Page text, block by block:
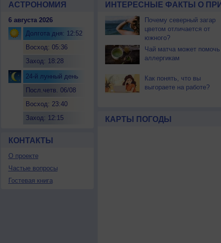
АСТРОНОМИЯ
6 августа 2026
Долгота дня: 12:52
Восход: 05:36
Заход: 18:28
24-й лунный день
Посл.четв. 06/08
Восход: 23:40
Заход: 12:15
КОНТАКТЫ
О проекте
Частые вопросы
Гостевая книга
ИНТЕРЕСНЫЕ ФАКТЫ О
Почему северный загар
цветом отличается от
южного?
Чай матча может помочь
аллергикам
Как понять, что вы
выгораете на работе?
КАРТЫ ПОГОДЫ